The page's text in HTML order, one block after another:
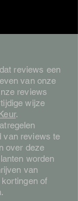
reviews een
van onze
reviews
wijze
.
van reviews te
over deze
worden
van
of